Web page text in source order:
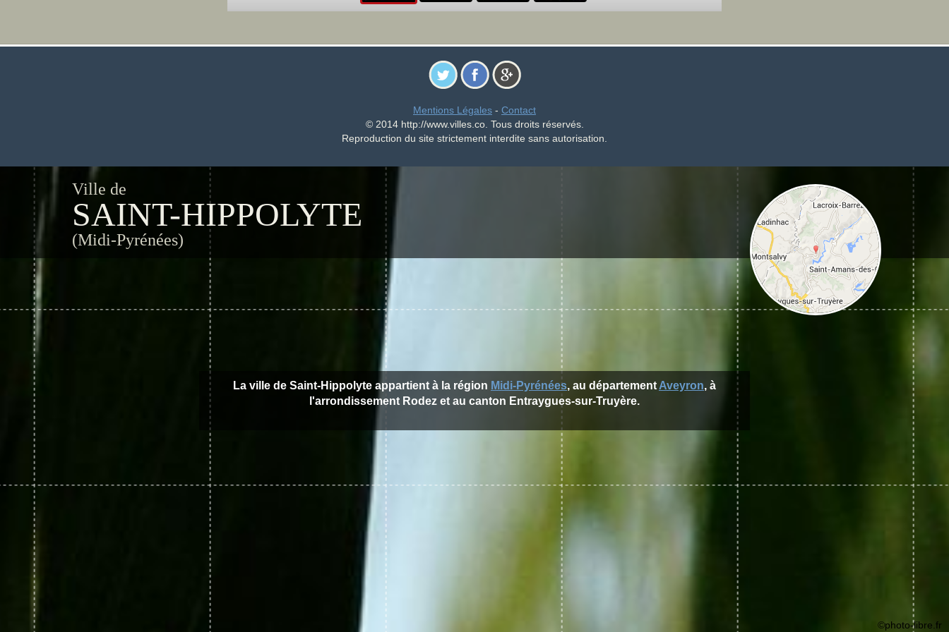
Mentions Légales - Contact
© 2014 http://www.villes.co. Tous droits réservés.
Reproduction du site strictement interdite sans autorisation.
Ville de
SAINT-HIPPOLYTE
(Midi-Pyrénées)
La ville de Saint-Hippolyte appartient à la région Midi-Pyrénées, au département Aveyron, à
l'arrondissement Rodez et au canton Entraygues-sur-Truyère.
©photo-libre.fr